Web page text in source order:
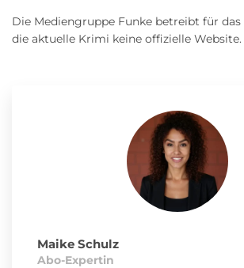
Maike Schulz
Abo-Expertin
Die Mediengruppe Funke betreibt für
die aktuelle Krimi keine offizielle Website.